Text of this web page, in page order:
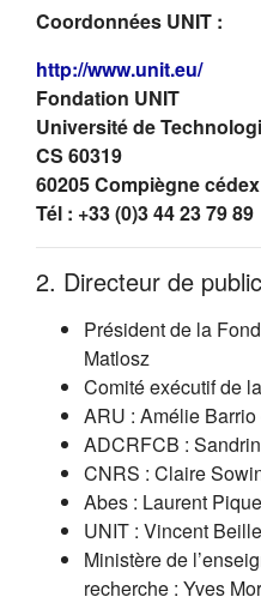
Coordonnées UNIT :
http://www.unit.eu/
Fondation UNIT
Université de
CS 60319
60205 Compiègne cédex
Tél : +33 (0)3 44 23 79 89
2. Directeur de
Président de la
Matlosz
Comité exécutif de
ARU : Amélie
ADCRFCB :
CNRS : Claire
Abes : Laurent
UNIT : Vincent
Ministère de
recherche : Yves